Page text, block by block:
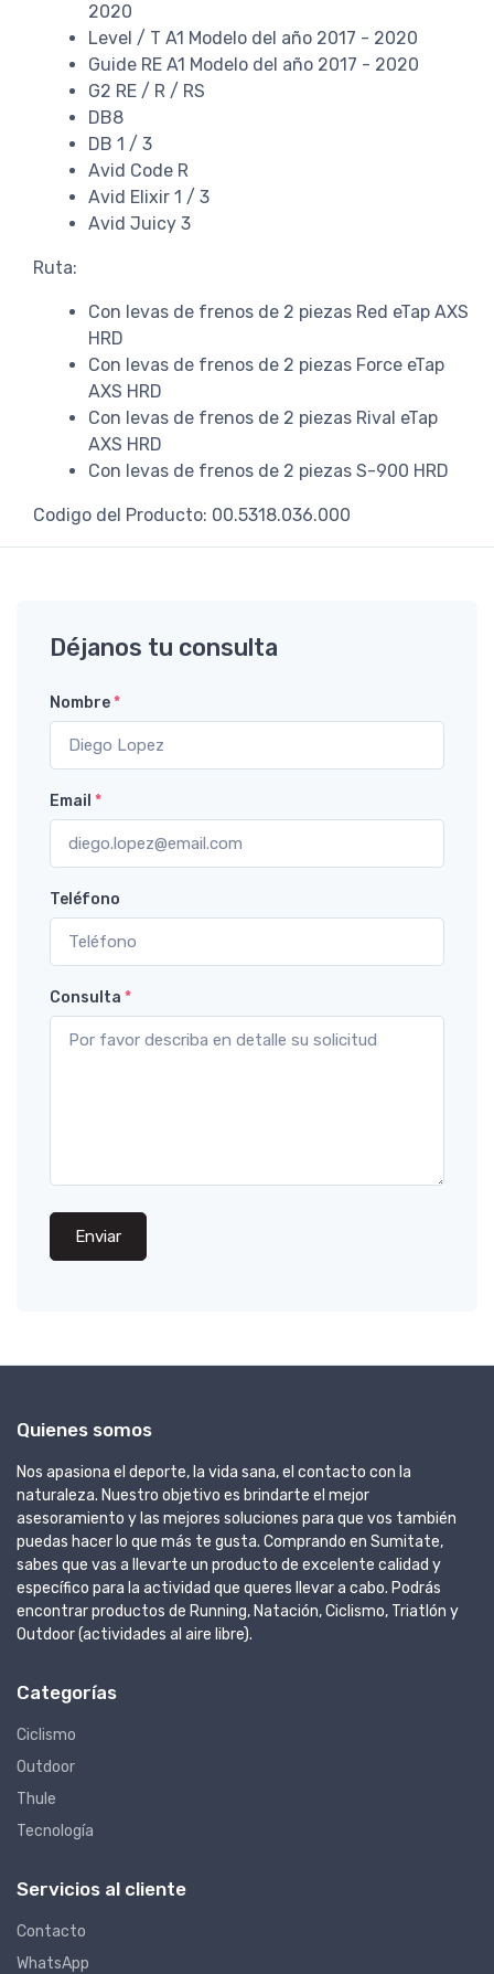
2020
Level / T A1 Modelo del año 2017 - 2020
Guide RE A1 Modelo del año 2017 - 2020
G2 RE / R / RS
DB8
DB 1 / 3
Avid Code R
Avid Elixir 1 / 3
Avid Juicy 3
Ruta:
Con levas de frenos de 2 piezas Red eTap AXS
HRD
Con levas de frenos de 2 piezas Force eTap
AXS HRD
Con levas de frenos de 2 piezas Rival eTap
AXS HRD
Con levas de frenos de 2 piezas S-900 HRD
Codigo del Producto: 00.5318.036.000
Déjanos tu consulta
Nombre*
Email *
Teléfono
Consulta *
Enviar
Quienes somos
Nos apasiona el deporte, la vida sana, el contacto con la
naturaleza. Nuestro objetivo es brindarte el mejor
asesoramiento y las mejores soluciones para que vos también
puedas hacer lo que más te gusta. Comprando en Sumitate,
sabes que vas a llevarte un producto de excelente calidad y
específico para la actividad que queres llevar a cabo. Podrás
encontrar productos de Running, Natación, Ciclismo, Triatlón y
Outdoor (actividades al aire libre).
Categorías
Ciclismo
Outdoor
Thule
Tecnología
Servicios al cliente
Contacto
WhatsApp